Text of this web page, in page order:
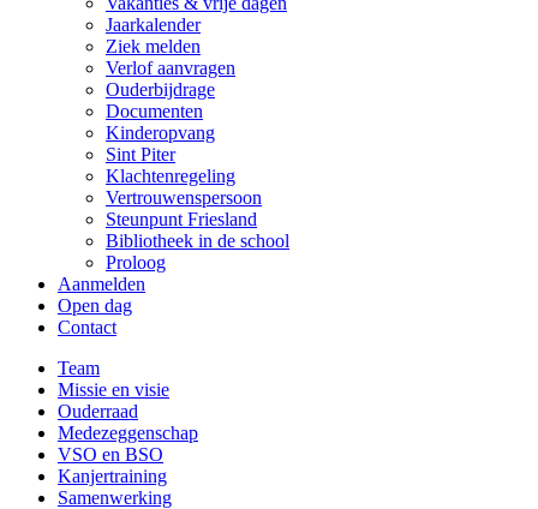
Jaarkalender
Ziek melden
Verlof aanvragen
Ouderbijdrage
Documenten
Kinderopvang
Sint Piter
Klachtenregeling
Vertrouwenspersoon
Steunpunt Friesland
Bibliotheek in de school
Proloog
Aanmelden
Open dag
Contact
Team
Missie en visie
Ouderraad
Medezeggenschap
VSO en BSO
Kanjertraining
Samenwerking